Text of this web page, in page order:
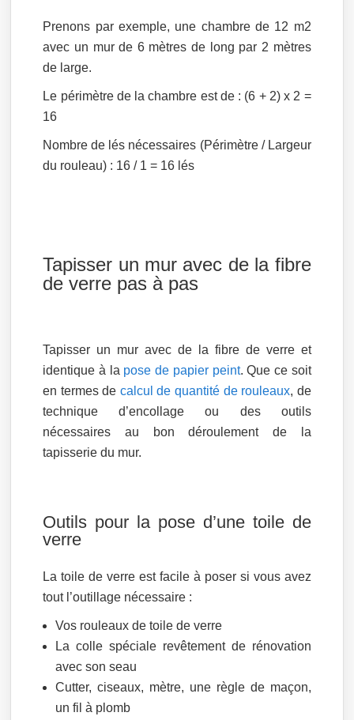
Prenons par exemple, une chambre de 12 m2
avec un mur de 6 mètres de long par 2 mètres
de large.
Le périmètre de la chambre est de : (6 + 2) x 2 =
16
Nombre de lés nécessaires (Périmètre / Largeur
du rouleau) : 16 / 1 = 16 lés
Tapisser un mur avec de la fibre
de verre pas à pas
Tapisser un mur avec de la fibre de verre et
identique à la pose de papier peint. Que ce soit
en termes de calcul de quantité de rouleaux, de
technique d’encollage ou des outils
nécessaires au bon déroulement de la
tapisserie du mur.
Outils pour la pose d’une toile de
verre
La toile de verre est facile à poser si vous avez
tout l’outillage nécessaire :
Vos rouleaux de toile de verre
La colle spéciale revêtement de rénovation
avec son seau
Cutter, ciseaux, mètre, une règle de maçon,
un fil à plomb